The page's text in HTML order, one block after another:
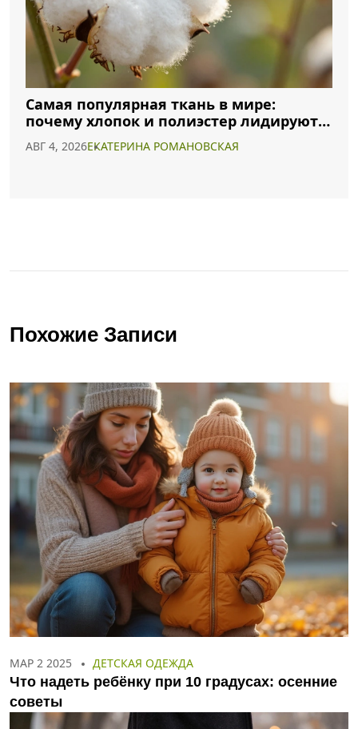
Самая популярная ткань в мире:
почему хлопок и полиэстер лидируют в
АВГ 4, 2026ЕКАТЕРИНА РОМАНОВСКАЯ
Похожие Записи
МАР 2 2025 ДЕТСКАЯ ОДЕЖДА
Что надеть ребёнку при 10 градусах: осенние
советы